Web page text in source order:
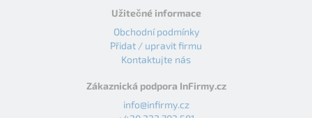
Užitečné informace
Obchodní podmínky
Přidat / upravit firmu
Kontaktujte nás
Zákaznická podpora InFirmy.cz
info@infirmy.cz